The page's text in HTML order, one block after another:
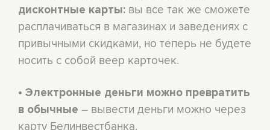
дисконтные карты: вы все так же сможете
расплачиваться в магазинах и заведениях с
привычными скидками, но теперь не будете
носить с собой веер карточек.
• Электронные деньги можно превратить
в обычные – вывести деньги можно через
карту Белинвестбанка.